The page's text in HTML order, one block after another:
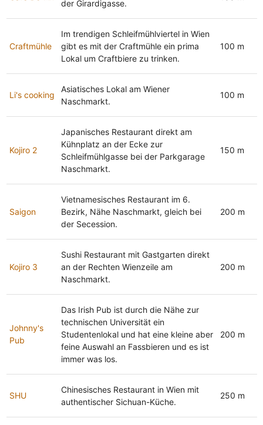
der Girardigasse.
Craftmühle
Im trendigen Schleifmühlviertel in Wien
gibt es mit der Craftmühle ein prima
Lokal um Craftbiere zu trinken.
100 m
Li's cooking
Asiatisches Lokal am Wiener
Naschmarkt.
100 m
Kojiro 2
Japanisches Restaurant direkt am
Kühnplatz an der Ecke zur
Schleifmühlgasse bei der Parkgarage
Naschmarkt.
150 m
Saigon
Vietnamesisches Restaurant im 6.
Bezirk, Nähe Naschmarkt, gleich bei
der Secession.
200 m
Kojiro 3
Sushi Restaurant mit Gastgarten direkt
an der Rechten Wienzeile am
Naschmarkt.
200 m
Johnny's
Pub
Das Irish Pub ist durch die Nähe zur
technischen Universität ein
Studentenlokal und hat eine kleine aber
feine Auswahl an Fassbieren und es ist
immer was los.
200 m
SHU
Chinesisches Restaurant in Wien mit
authentischer Sichuan-Küche.
250 m